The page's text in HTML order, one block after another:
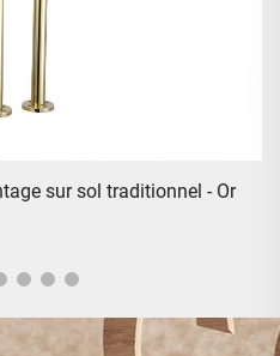
sur sol traditionnel - Chrome